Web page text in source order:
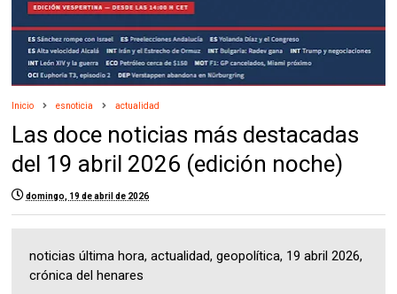
Inicio esnoticia actualidad
Las doce noticias más destacadas
del 19 abril 2026 (edición noche)
domingo, 19 de abril de 2026
noticias última hora, actualidad, geopolítica, 19 abril 2026,
crónica del henares